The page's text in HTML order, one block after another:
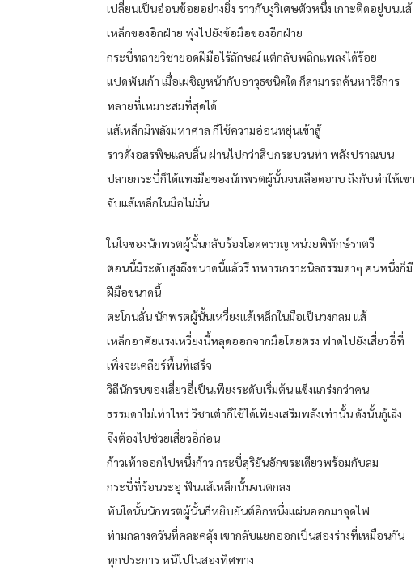
เปลี่ยนเป็นอ่อนช้อยอย่างยิ่ง ราวกับงูวิเศษตัวหนึ่ง เกาะติดอยู่บนแส้
เหล็กของอีกฝ่าย พุ่งไปยังข้อมือของอีกฝ่าย
กระบี่ทลายวิชายอดฝีมือไร้ลักษณ์ แต่กลับพลิกแพลงได้ร้อย
แปดพันเก้า เมื่อเผชิญหน้ากับอาวุธชนิดใด ก็สามารถค้นหาวิธีการ
ทลายที่เหมาะสมที่สุดได้
แส้เหล็กมีพลังมหาศาล ก็ใช้ความอ่อนหยุ่นเข้าสู้
ราวดั่งอสรพิษแลบลิ้น ผ่านไปกว่าสิบกระบวนท่า พลังปราณบน
ปลายกระบี่ก็ได้แทงมือของนักพรตผู้นั้นจนเลือดอาบ ถึงกับทำให้เขา
จับแส้เหล็กในมือไม่มั่น
ในใจของนักพรตผู้นั้นกลับร้องโอดครวญ หน่วยพิทักษ์ราตรี
ตอนนี้มีระดับสูงถึงขนาดนี้แล้วรึ ทหารเกราะนิลธรรมดาๆ คนหนึ่งก็มี
ฝีมือขนาดนี้
ตะโกนลั่น นักพรตผู้นั้นเหวี่ยงแส้เหล็กในมือเป็นวงกลม แส้
เหล็กอาศัยแรงเหวี่ยงนี้หลุดออกจากมือโดยตรง ฟาดไปยังเสี่ยวอี่ที่
เพิ่งจะเคลียร์พื้นที่เสร็จ
วิถีนักรบของเสี่ยวอี่เป็นเพียงระดับเริ่มต้น แข็งแกร่งกว่าคน
ธรรมดาไม่เท่าไหร่ วิชาเต๋าก็ใช้ได้เพียงเสริมพลังเท่านั้น ดังนั้นกู้เฉิง
จึงต้องไปช่วยเสี่ยวอี่ก่อน
ก้าวเท้าออกไปหนึ่งก้าว กระบี่สุริยันอักขระเดียวพร้อมกับลม
กระบี่ที่ร้อนระอุ ฟันแส้เหล็กนั้นจนตกลง
ทันใดนั้นนักพรตผู้นั้นก็หยิบยันต์อีกหนึ่งแผ่นออกมาจุดไฟ
ท่ามกลางควันที่คละคลุ้ง เขากลับแยกออกเป็นสองร่างที่เหมือนกัน
ทุกประการ หนีไปในสองทิศทาง